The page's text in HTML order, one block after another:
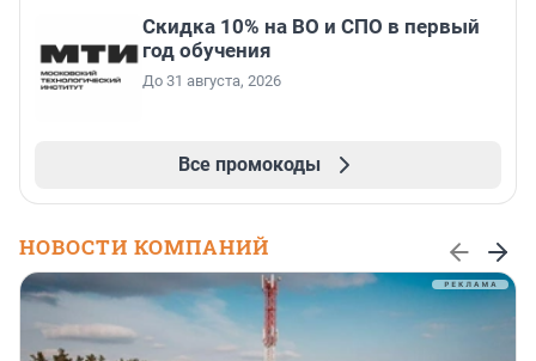
Скидка 10% на ВО и СПО в первый
год обучения
До 31 августа, 2026
Все промокоды
НОВОСТИ КОМПАНИЙ